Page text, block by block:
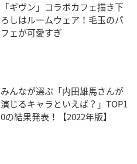
「ギヴン」コラボカフェ描き下
ろしはルームウェア！毛玉のパ
フェが可愛すぎ
みんなが選ぶ「内田雄馬さんが
演じるキャラといえば？」TOP1
0の結果発表！【2022年版】